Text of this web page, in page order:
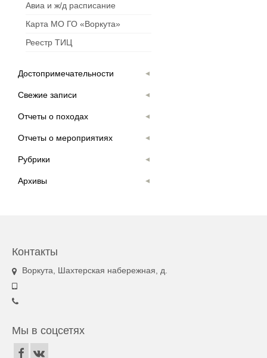
Авиа и ж/д расписание
Карта МО ГО «Воркута»
Реестр ТИЦ
Достопримечательности
Свежие записи
Отчеты о походах
Отчеты о мероприятиях
Рубрики
Архивы
Контакты
Воркута, Шахтерская набережная, д.
Мы в соцсетях